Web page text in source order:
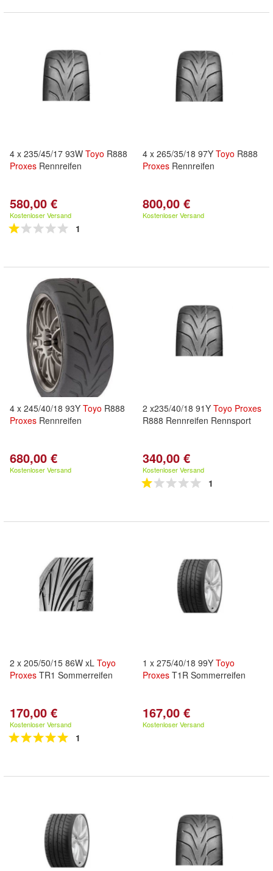
4 x 235/45/17 93W Toyo R888
Proxes Rennreifen
580,00 €
Kostenloser Versand
1
4 x 265/35/18 97Y Toyo R888
Proxes Rennreifen
800,00 €
Kostenloser Versand
4 x 245/40/18 93Y Toyo R888
Proxes Rennreifen
680,00 €
Kostenloser Versand
2 x235/40/18 91Y Toyo Proxes
R888 Rennreifen Rennsport
340,00 €
Kostenloser Versand
1
2 x 205/50/15 86W xL Toyo
Proxes TR1 Sommerreifen
170,00 €
Kostenloser Versand
1
1 x 275/40/18 99Y Toyo
Proxes T1R Sommerreifen
167,00 €
Kostenloser Versand